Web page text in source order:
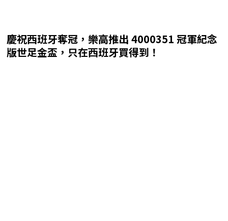
慶祝西班牙奪冠，樂高推出 4000351 冠軍紀念
版世足金盃，只在西班牙買得到！